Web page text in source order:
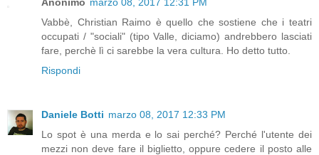
Vabbè, Christian Raimo è quello che sostiene che i teatri
occupati / "sociali" (tipo Valle, diciamo) andrebbero lasciati
fare, perchè lì ci sarebbe la vera cultura. Ho detto tutto.
Rispondi
Daniele Botti marzo 08, 2017 12:33 PM
Lo spot è una merda e lo sai perché? Perché l'utente dei
mezzi non deve fare il biglietto, oppure cedere il posto alle